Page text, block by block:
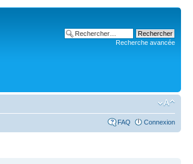
Recherche avancée
FAQ Connexion